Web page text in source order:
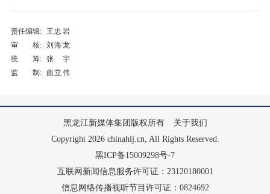
责任编辑:
王忠岩
审 核: 刘海龙
统 筹: 张宇
监 制: 曲立伟
黑龙江新媒体集团版权所有
关于我们
Copyright 2026 chinahlj.cn, All Rights Reserved.
黑ICP备15009298号-7
互联网新闻信息服务许可证：23120180001
信息网络传播视听节目许可证：0824692